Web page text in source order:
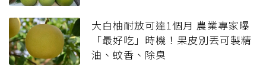
大白柚耐放可達1個月 農業專家曝
「最好吃」時機！果皮別丟可製精
油、蚊香、除臭